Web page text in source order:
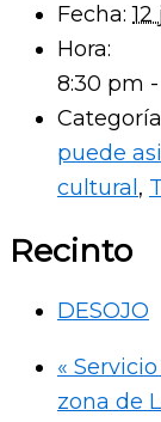
Fecha:
Hora:
8:30 pm
puede
cultural,
Recinto
DESOJO
«
zona de